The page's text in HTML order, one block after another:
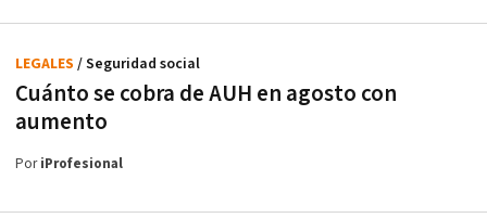
Cuánto se cobra de AUH en agosto con
aumento
LEGALES / Seguridad social
PoriProfesional